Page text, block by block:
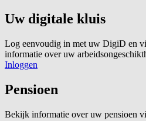
Uw digitale kluis
Log eenvoudig in met uw DigiD en
informatie over uw
Inloggen
Pensioen
Bekijk informatie over uw pensioen